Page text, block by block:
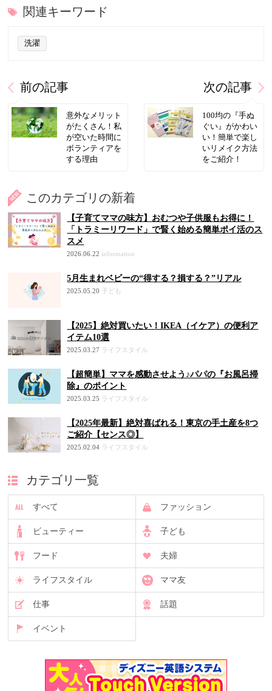
関連キーワード
洗濯
前の記事
意外なメリット
がたくさん！私
が空いた時間に
ボランティアを
する理由
次の記事
100均の『手ぬ
ぐい』がかわい
い！簡単で楽し
いリメイク方法
をご紹介！
このカテゴリの新着
【子育てママの味方】おむつや子供服もお得に！
「トラミーリワード」で賢く始める簡単ポイ活のス
スメ
2026.06.22 information
5月生まれベビーの“得する？損する？”リアル
2025.05.20 子ども
【2025】絶対買いたい！IKEA（イケア）の便利ア
イテム10選
2025.03.27 ライフスタイル
【超簡単】ママを感動させよう♪パパの『お風呂掃
除』のポイント
2025.03.25 ライフスタイル
【2025年最新】絶対喜ばれる！東京の手土産を8つ
ご紹介【センス◎】
2025.02.04 ライフスタイル
カテゴリ一覧
すべて ファッション
ビューティー 子ども
フード 夫婦
ライフスタイル ママ友
仕事 話題
イベント